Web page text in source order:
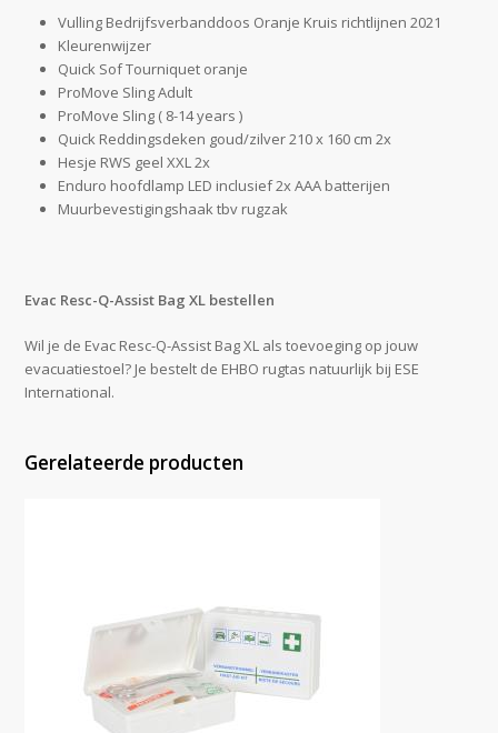
Vulling Bedrijfsverbanddoos Oranje Kruis richtlijnen 2021
Kleurenwijzer
Quick Sof Tourniquet oranje
ProMove Sling Adult
ProMove Sling ( 8-14 years )
Quick Reddingsdeken goud/zilver 210 x 160 cm 2x
Hesje RWS geel XXL 2x
Enduro hoofdlamp LED inclusief 2x AAA batterijen
Muurbevestigingshaak tbv rugzak
Evac Resc-Q-Assist Bag XL bestellen
Wil je de Evac Resc-Q-Assist Bag XL als toevoeging op jouw
evacuatiestoel? Je bestelt de EHBO rugtas natuurlijk bij ESE
International.
Gerelateerde producten